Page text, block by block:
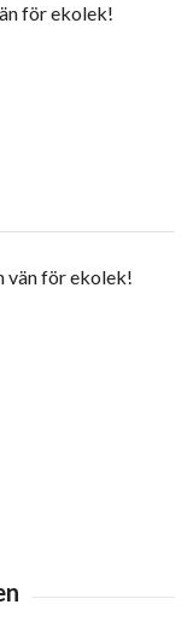
för ekolek!
vän för ekolek!